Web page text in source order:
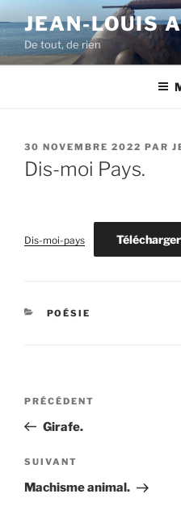
au
contenu
principal
JEAN-LOUIS
De tout, de rien
PUBLIÉ
LE
30 NOVEMBRE 2022 PAR
Dis-moi Pays.
Dis-moi-pays Télécharger
CATÉGORIES
POÉSIE
Navigation
l’article
Article
précédent
PRÉCÉDENT
Girafe.
Article
suivant
SUIVANT
Machisme animal.